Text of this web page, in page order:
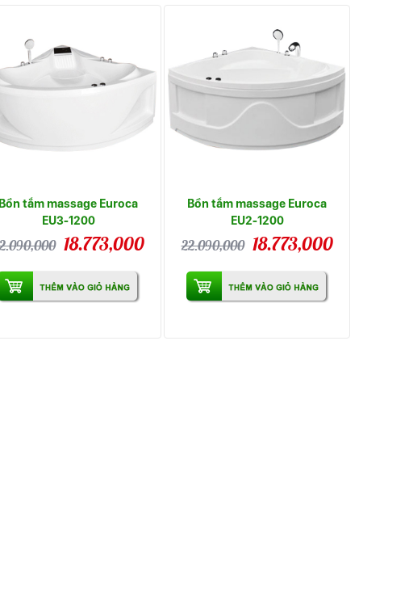
Bồn tắm massage Euroca
EU3-1200
18.773,000
Bồn tắm massage Euroca
EU2-1200
22.090,000 18.773,000